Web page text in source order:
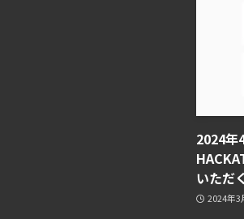
2024年
いただ
2024年3